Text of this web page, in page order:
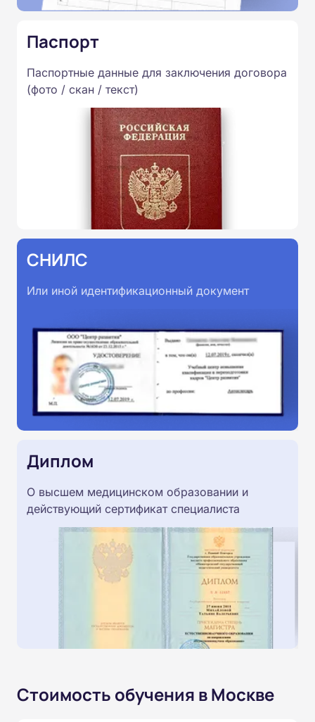
Паспорт
Паспортные данные для заключения договора
(фото / скан / текст)
СНИЛС
Или иной идентификационный документ
Диплом
О высшем медицинском образовании и
действующий сертификат специалиста
Стоимость обучения в Москве